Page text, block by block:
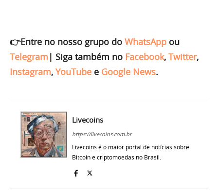
👉Entre no nosso grupo do WhatsApp ou
Telegram | Siga também no Facebook, Twitter,
Instagram, YouTube e Google News.
Livecoins
https://livecoins.com.br
Livecoins é o maior portal de notícias sobre
Bitcoin e criptomoedas no Brasil.